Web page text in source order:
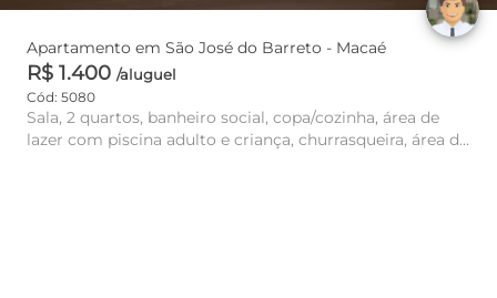
Apartamento em São José do Barreto - Macaé
R$ 1.400 /aluguel
Cód: 5080
Sala, 2 quartos, banheiro social, copa/cozinha, área de
lazer com piscina adulto e criança, churrasqueira, área de